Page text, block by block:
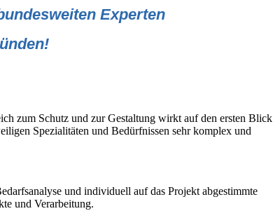
Experten
zum Schutz und zur Gestaltung wirkt auf den ersten Blick
Spezialitäten und Bedürfnissen sehr komplex und
und individuell auf das Projekt abgestimmte
und Verarbeitung.